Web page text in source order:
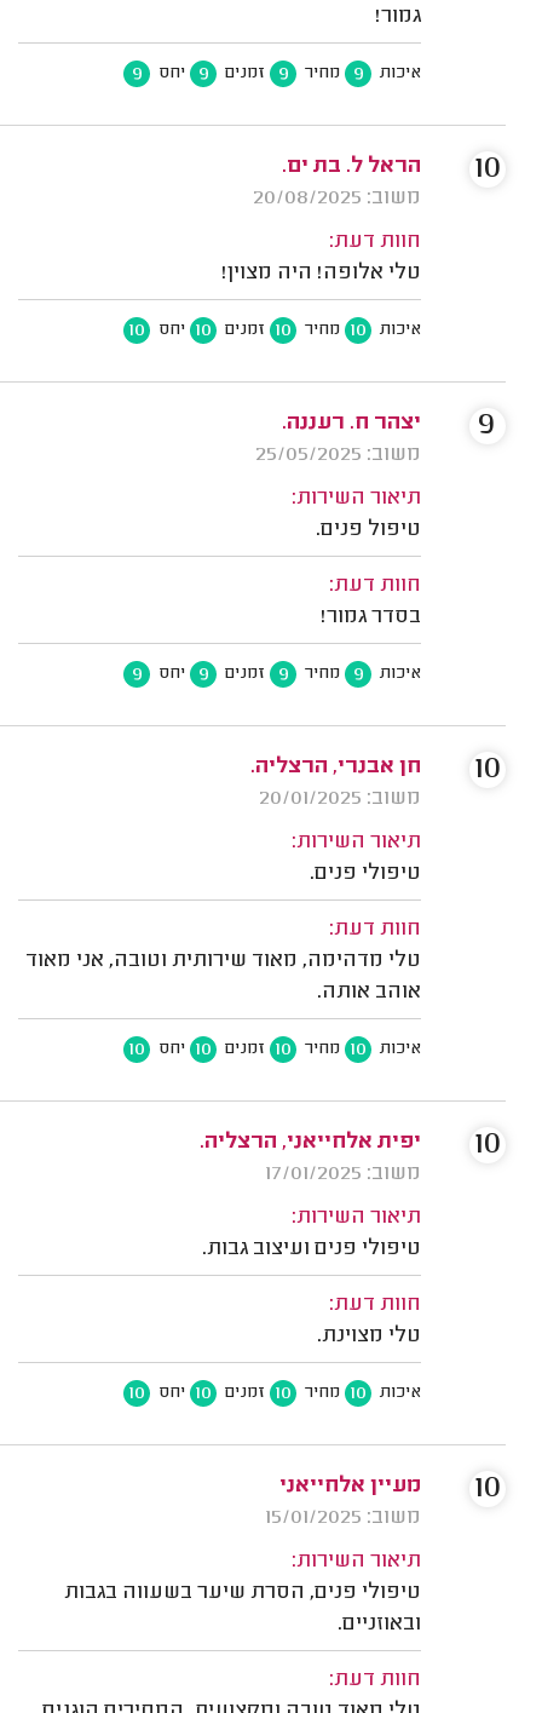
גמור!
איכות 9 מחיר 9 זמנים 9 יחס 9
הראל ל. בת ים.
משוב: 20/08/2025
חוות דעת:
טלי אלופה! היה מצוין!
איכות 10 מחיר 10 זמנים 10 יחס 10
10
יצהר ח. רעננה.
משוב: 25/05/2025
תיאור השירות:
טיפול פנים.
חוות דעת:
בסדר גמור!
איכות 9 מחיר 9 זמנים 9 יחס 9
9
חן אבנרי, הרצליה.
משוב: 20/01/2025
תיאור השירות:
טיפולי פנים.
חוות דעת:
טלי מדהימה, מאוד שירותית וטובה, אני מאוד
אוהב אותה.
איכות 10 מחיר 10 זמנים 10 יחס 10
10
יפית אלחייאני, הרצליה.
משוב: 17/01/2025
תיאור השירות:
טיפולי פנים ועיצוב גבות.
חוות דעת:
טלי מצוינת.
איכות 10 מחיר 10 זמנים 10 יחס 10
10
מעיין אלחייאני
משוב: 15/01/2025
תיאור השירות:
טיפולי פנים, הסרת שיער בשעווה בגבות
ובאוזניים.
חוות דעת:
10